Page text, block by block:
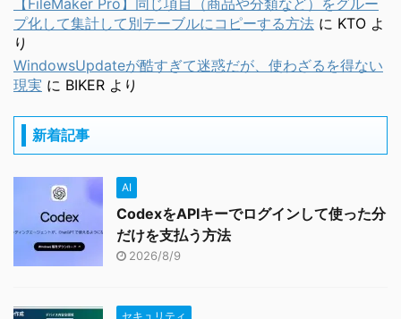
【FileMaker Pro】同じ項目（商品や分類など）をグルー
プ化して集計して別テーブルにコピーする方法 に KTO よ
り
WindowsUpdateが酷すぎて迷惑だが、使わざるを得ない
現実 に BIKER より
新着記事
AI
CodexをAPIキーでログインして使った分
だけを支払う方法
2026/8/9
セキュリティ